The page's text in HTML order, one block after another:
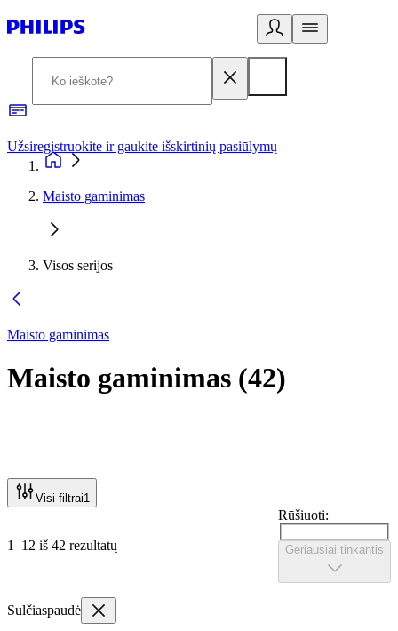
Užsiregistruokite ir gaukite išskirtinių pasiūlymų
Maisto gaminimas
Visos serijos
Maisto gaminimas
Maisto gaminimas (42)
Visi filtrai1
1–12 iš 42 rezultatų
Rūšiuoti:
Geriausiai tinkantis
Sulčiaspaudė